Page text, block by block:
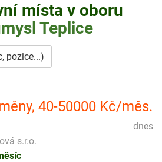
místa v oboru
Teplice
pozice...)
40-50000 Kč/měs.
dnes
s.r.o.